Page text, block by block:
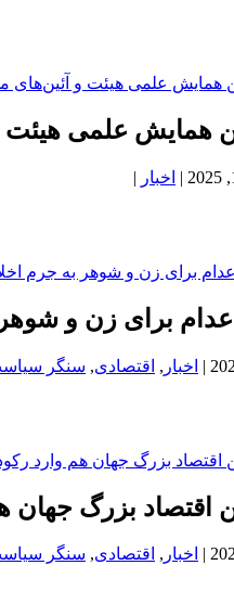
همایش علمی هیئت
| اخبار |
برای زن و
| اخبار , اقتصادی, سنگر
اقتصاد بزرگ جهان
| اخبار , اقتصادی, سنگر